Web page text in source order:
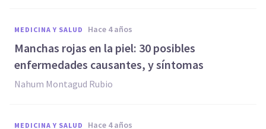
MEDICINA Y SALUD hace 4 años
Manchas rojas en la piel: 30 posibles
enfermedades causantes, y síntomas
Nahum Montagud Rubio
MEDICINA Y SALUD hace 4 años